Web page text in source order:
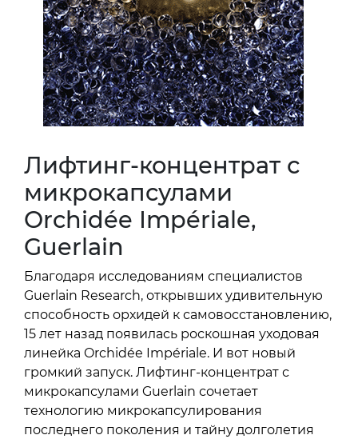
Лифтинг-концентрат с
микрокапсулами
Orchidée Impériale,
Guerlain
Благодаря исследованиям специалистов
Guerlain Research, открывших удивительную
способность орхидей к самовосстановлению,
15 лет назад появилась роскошная уходовая
линейка Orchidée Impériale. И вот новый
громкий запуск. Лифтинг-концентрат с
микрокапсулами Guerlain сочетает
технологию микрокапсулирования
последнего поколения и тайну долголетия